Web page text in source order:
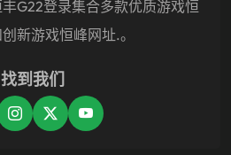
g22登录集合多款优质游戏恒
新游戏恒峰网址.。
找到我们